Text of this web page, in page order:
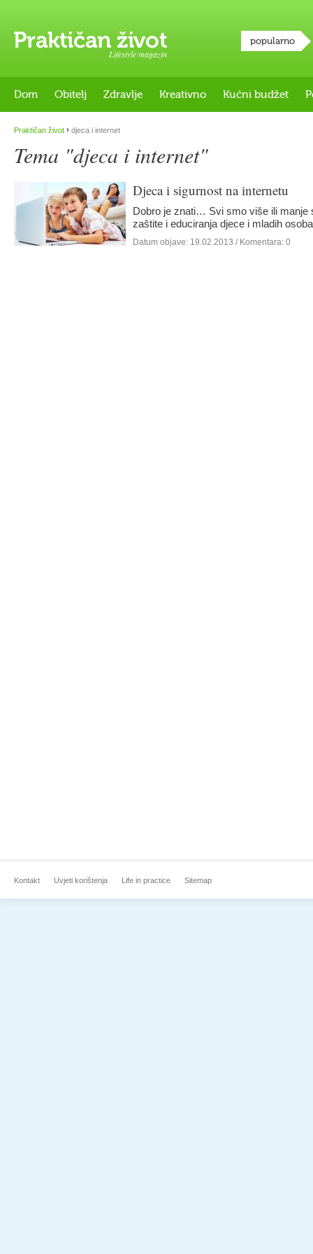
Lifestyle magazin
popularno
Dom Obitelj Zdravlje Kreativno Kućni budžet
Praktičan život › djeca i internet
Tema "djeca i internet"
Djeca i sigurnost na internetu
Dobro je znati… Svi smo više ili manje
zaštite i educiranja djece i mladih
Datum objave: 19.02.2013 / Komentara: 0
Kontakt Uvjeti korištenja Life in practice Sitemap